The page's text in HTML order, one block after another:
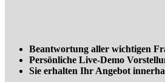
Beantwortung aller wichtigen
Persönliche Live-Demo
Sie erhalten Ihr Angebot